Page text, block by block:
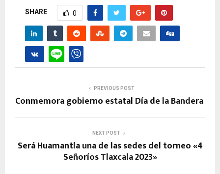
SHARE 0
PREVIOUS POST
Conmemora gobierno estatal Día de la Bandera
NEXT POST
Será Huamantla una de las sedes del torneo «4
Señoríos Tlaxcala 2023»